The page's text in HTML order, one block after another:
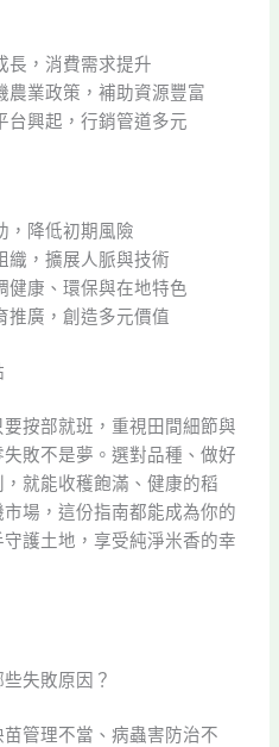
長，消費需求提升
農業政策，補助資源豐富
台興起，行銷管道多元
，降低初期風險
織，擴展人脈與技術
健康、環保與在地特色
推廣，創造多元價值
按部就班，重視田間細節與
敗不是夢。選對品種、做好
就能收穫飽滿、健康的稻
場，這份指南都能成為你的
護土地，享受純淨米香的幸
失敗原因？
管理不當、病蟲害防治不